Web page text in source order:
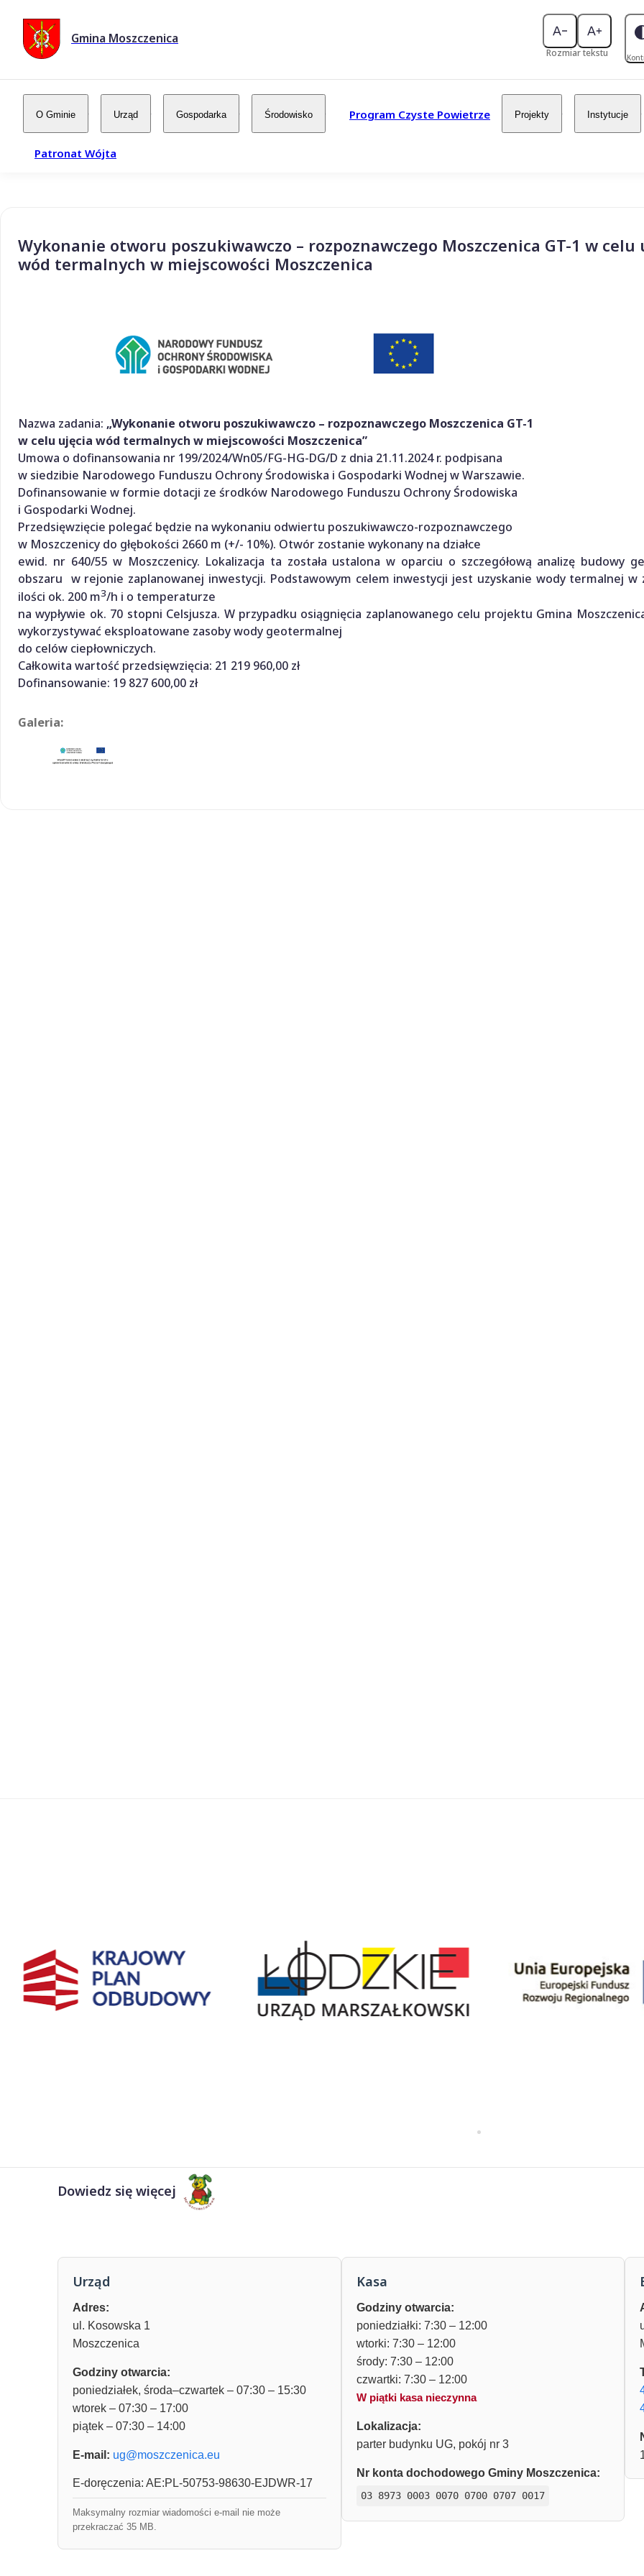
Gmina Moszczenica
Rozmiar tekstu
O Gminie Urząd Gospodarka Środowisko Program Czyste Powietrze Projekty Instytucje
Patronat Wójta
Wykonanie otworu poszukiwawczo – rozpoznawczego Moszczenica GT-1 w celu
wód termalnych w miejscowości Moszczenica
Nazwa zadania: „Wykonanie otworu poszukiwawczo – rozpoznawczego Moszczenica GT-1
w celu ujęcia wód termalnych w miejscowości Moszczenica”
Umowa o dofinansowania nr 199/2024/Wn05/FG-HG-DG/D z dnia 21.11.2024 r. podpisana
w siedzibie Narodowego Funduszu Ochrony Środowiska i Gospodarki Wodnej w Warszawie.
Dofinansowanie w formie dotacji ze środków Narodowego Funduszu Ochrony Środowiska
i Gospodarki Wodnej.
Przedsięwzięcie polegać będzie na wykonaniu odwiertu poszukiwawczo-rozpoznawczego
w Moszczenicy do głębokości 2660 m (+/- 10%). Otwór zostanie wykonany na działce
ewid. nr 640/55 w Moszczenicy. Lokalizacja ta została ustalona w oparciu o szczegółową analizę budowy
obszaru w rejonie zaplanowanej inwestycji. Podstawowym celem inwestycji jest uzyskanie wody termalnej w
ilości ok. 200 m3/h i o temperaturze
na wypływie ok. 70 stopni Celsjusza. W przypadku osiągnięcia zaplanowanego celu projektu Gmina
wykorzystywać eksploatowane zasoby wody geotermalnej
do celów ciepłowniczych.
Całkowita wartość przedsięwzięcia: 21 219 960,00 zł
Dofinansowanie: 19 827 600,00 zł
Galeria:
Dowiedz się więcej
Urząd
Adres:
ul. Kosowska 1
Moszczenica
Godziny otwarcia:
poniedziałek, środa–czwartek – 07:30 – 15:30
wtorek – 07:30 – 17:00
piątek – 07:30 – 14:00
E-mail: ug@moszczenica.eu
E-doręczenia: AE:PL-50753-98630-EJDWR-17
Maksymalny rozmiar wiadomości e-mail nie może
przekraczać 35 MB.
Kasa
Godziny otwarcia:
poniedziałki: 7:30 – 12:00
wtorki: 7:30 – 12:00
środy: 7:30 – 12:00
czwartki: 7:30 – 12:00
W piątki kasa nieczynna
Lokalizacja:
parter budynku UG, pokój nr 3
Nr konta dochodowego Gminy Moszczenica:
03 8973 0003 0070 0700 0707 0017